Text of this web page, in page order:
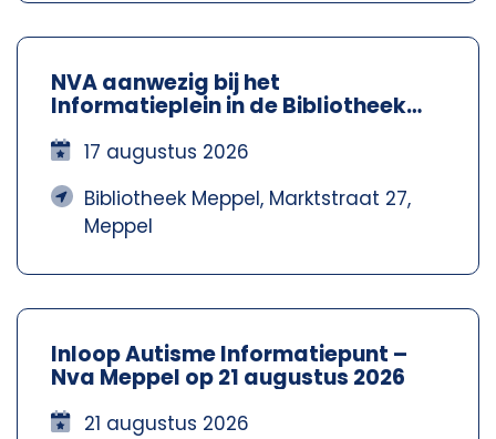
NVA aanwezig bij het
Informatieplein in de Bibliotheek
Meppel
17 augustus 2026
Bibliotheek Meppel, Marktstraat 27,
Meppel
Inloop Autisme Informatiepunt –
Nva Meppel op 21 augustus 2026
21 augustus 2026